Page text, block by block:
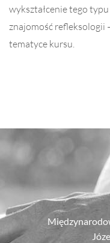
wykształcenie tego
znajomość refleksologii
tematyce kursu.